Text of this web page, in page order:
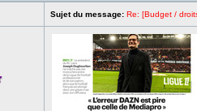
Sujet du message: Re: [Budget /